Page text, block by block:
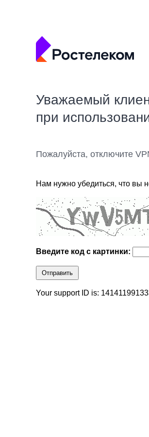
Уважаемый
при
Пожалуйста, отключите
Нам нужно убедиться, что вы
Введите код с картинки:
Отправить
Your support ID is: